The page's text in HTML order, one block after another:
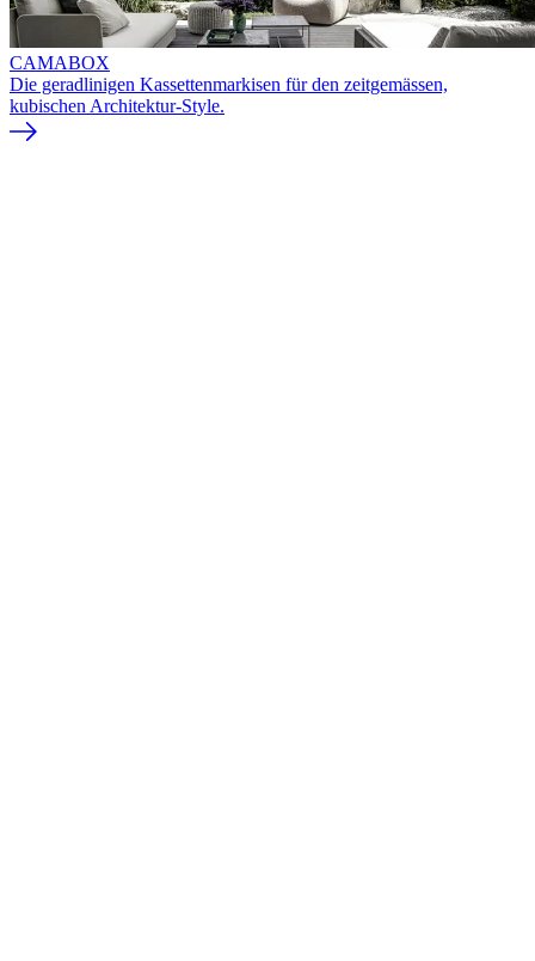
CAMABOX
Die geradlinigen Kassettenmarkisen für den zeitgemässen,
kubischen Architektur-Style.